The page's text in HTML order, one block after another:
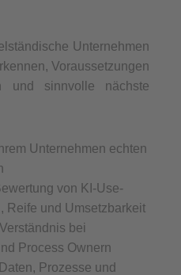
Unternehmen
Voraussetzungen
und sinnvolle nächste
Unternehmen echten
von KI-Use-
Reife und Umsetzbarkeit
bei
Process Ownern
Prozesse und